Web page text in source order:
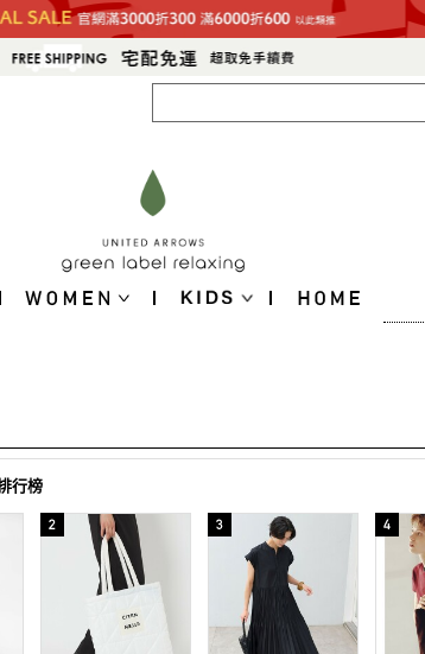
行榜